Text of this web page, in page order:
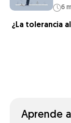
6
¿La tolerancia
Aprende